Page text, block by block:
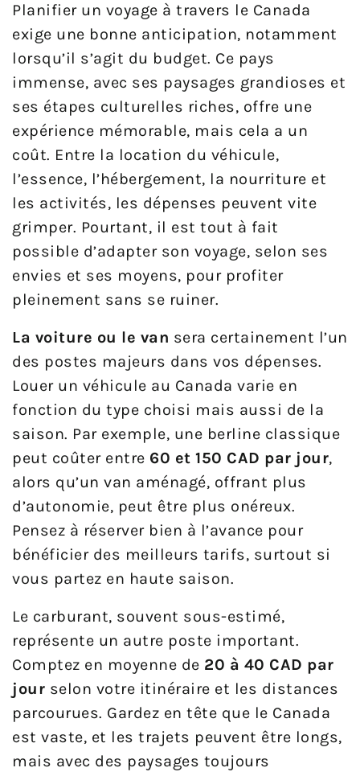
Planifier un voyage à travers le Canada
exige une bonne anticipation, notamment
lorsqu’il s’agit du budget. Ce pays
immense, avec ses paysages grandioses et
ses étapes culturelles riches, offre une
expérience mémorable, mais cela a un
coût. Entre la location du véhicule,
l’essence, l’hébergement, la nourriture et
les activités, les dépenses peuvent vite
grimper. Pourtant, il est tout à fait
possible d’adapter son voyage, selon ses
envies et ses moyens, pour profiter
pleinement sans se ruiner.
La voiture ou le van sera certainement l’un
des postes majeurs dans vos dépenses.
Louer un véhicule au Canada varie en
fonction du type choisi mais aussi de la
saison. Par exemple, une berline classique
peut coûter entre 60 et 150 CAD par jour,
alors qu’un van aménagé, offrant plus
d’autonomie, peut être plus onéreux.
Pensez à réserver bien à l’avance pour
bénéficier des meilleurs tarifs, surtout si
vous partez en haute saison.
Le carburant, souvent sous-estimé,
représente un autre poste important.
Comptez en moyenne de 20 à 40 CAD par
jour selon votre itinéraire et les distances
parcourues. Gardez en tête que le Canada
est vaste, et les trajets peuvent être longs,
mais avec des paysages toujours